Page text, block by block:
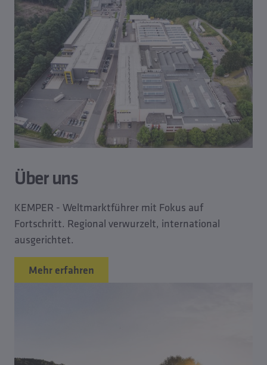
Über uns
KEMPER - Weltmarktführer mit Fokus auf
Fortschritt. Regional verwurzelt, international
ausgerichtet.
Mehr erfahren